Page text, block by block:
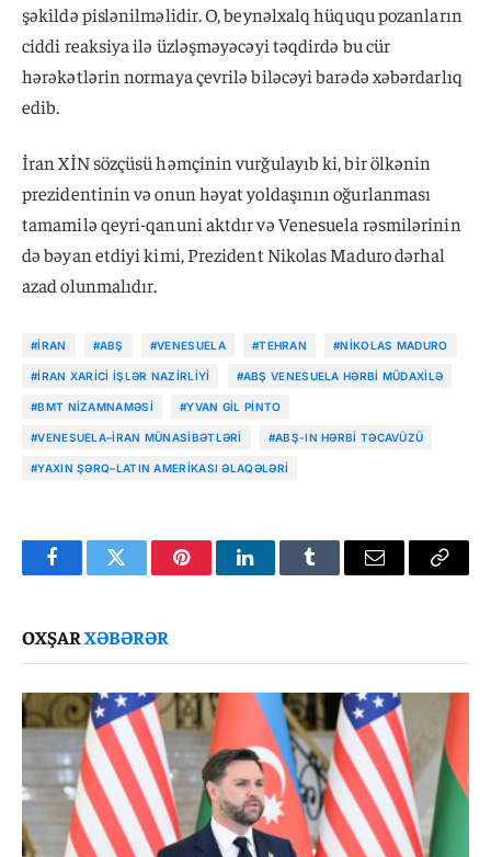
şəkildə pislənilməlidir. O, beynəlxalq hüququ pozanların
ciddi reaksiya ilə üzləşməyəcəyi təqdirdə bu cür
hərəkətlərin normaya çevrilə biləcəyi barədə xəbərdarlıq
edib.
İran XİN sözçüsü həmçinin vurğulayıb ki, bir ölkənin
prezidentinin və onun həyat yoldaşının oğurlanması
tamamilə qeyri-qanuni aktdır və Venesuela rəsmilərinin
də bəyan etdiyi kimi, Prezident Nikolas Maduro dərhal
azad olunmalıdır.
#İRAN #ABŞ #VENESUELA #TEHRAN #NIKOLAS MADURO
#İRAN XARICI İŞLƏR NAZIRLIYI #ABŞ VENESUELA HƏRBI MÜDAXILƏ
#BMT NIZAMNAMƏSI #YVAN GIL PINTO
#VENESUELA–İRAN MÜNASIBƏTLƏRI #ABŞ-IN HƏRBI TƏCAVÜZÜ
#YAXIN ŞƏRQ–LATIN AMERIKASI ƏLAQƏLƏRI
FacebookTwitter PinterestLinkedInTumblr Email
Copy
OXŞARXƏBƏRƏR